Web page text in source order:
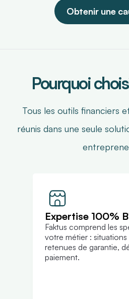
Obtenir une
Pourquoi
Tous les outils financiers
réunis dans une seule
Expertise 100%
Faktus comprend les
votre métier : situations
retenues de garantie,
paiement.